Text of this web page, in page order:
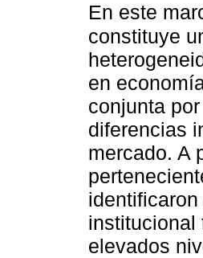
En este
constituye
en
conjunta
diferencias
mercado. A
institucional
elevados